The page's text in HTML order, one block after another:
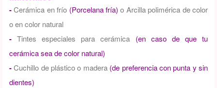
-Cerámica en frío (Porcelana fría) o Arcilla polimérica de color
o en color natural
- Tintes especiales para cerámica (en caso de que tu
cerámica sea de color natural)
-Cuchillo de plástico o madera (de preferencia con punta y sin
dientes)